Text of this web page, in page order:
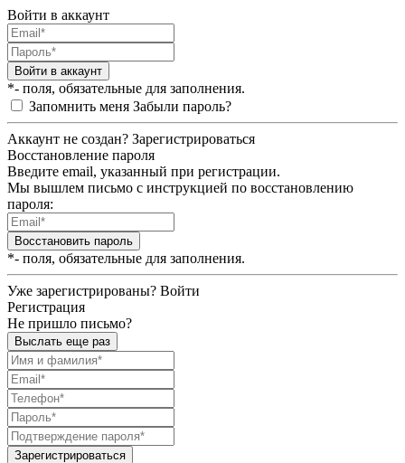
Войти в аккаунт
Войти в аккаунт
*- поля, обязательные для заполнения.
Запомнить меня Забыли пароль?
Аккаунт не создан? Зарегистрироваться
Восстановление пароля
Введите email, указанный при регистрации.
Мы вышлем письмо с инструкцией по восстановлению
пароля:
Восстановить пароль
*- поля, обязательные для заполнения.
Уже зарегистрированы? Войти
Регистрация
Не пришло письмо?
Выслать еще раз
Зарегистрироваться